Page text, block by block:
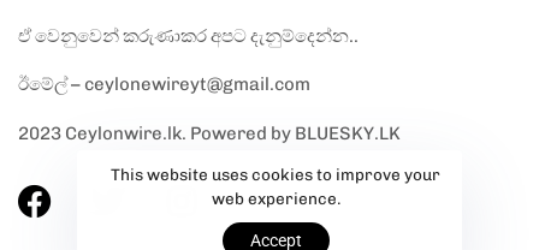
ඒ වෙනුවෙන් කරුණාකර අපට දැනුම්දෙන්න..
ඊමේල් – ceylonewireyt@gmail.com
2023 Ceylonwire.lk. Powered by BLUESKY.LK
This website uses cookies to improve your
web experience.
Accept